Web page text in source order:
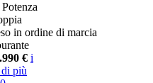
Potenza
in ordine di marcia
€ i
più